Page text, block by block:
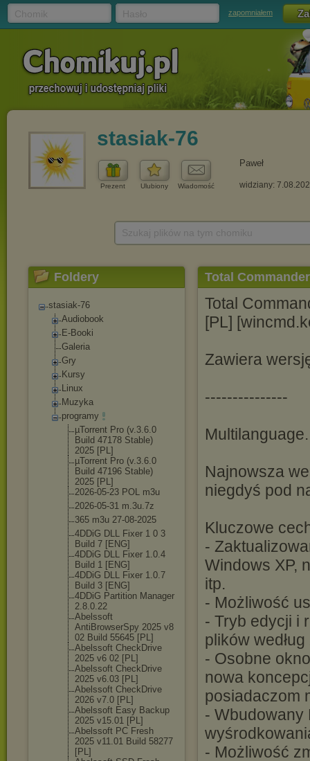
zapomniałem
stasiak-76
Prezent Ulubiony Wiadomość
Paweł
widziany:
Foldery
stasiak-76
Audiobook
E-Booki
Galeria
Gry
Kursy
Linux
Muzyka
programy
µTorrent Pro (v.3.6.0
Build 47178 Stable)
2025 [PL]
µTorrent Pro (v.3.6.0
Build 47196 Stable)
2025 [PL]
2026-05-23 POL m3u
2026-05-31 m.3u.7z
365 m3u 27-08-2025
4DDiG DLL Fixer 1 0 3
Build 7 [ENG]
4DDiG DLL Fixer 1.0.4
Build 1 [ENG]
4DDiG DLL Fixer 1.0.7
Build 3 [ENG]
4DDiG Partition Manager
2.8.0.22
Abelssoft
AntiBrowserSpy 2025 v8
02 Build 55645 [PL]
Abelssoft CheckDrive
2025 v6 02 [PL]
Abelssoft CheckDrive
2025 v6.03 [PL]
Abelssoft CheckDrive
2026 v7.0 [PL]
Abelssoft Easy Backup
2025 v15.01 [PL]
Abelssoft PC Fresh
2025 v11.01 Build 58277
[PL]
Total
Total
[PL]
Zawiera
---------------
Multilanguage.
Najnowsza
niegdyś pod
Kluczowe
-
Windows XP,
itp.
- Możliwość
- Tryb edycji i
plików
- Osobne
nowa
posiadaczom
- Wbudowany
- Możliwość